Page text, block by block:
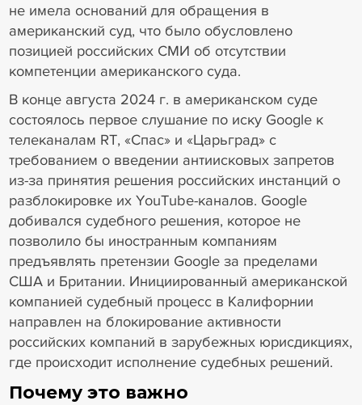
не имела оснований для обращения в
американский суд, что было обусловлено
позицией российских СМИ об отсутствии
компетенции американского суда.
В конце августа 2024 г. в американском суде
состоялось первое слушание по иску Google к
телеканалам RT, «Спас» и «Царьград» с
требованием о введении антиисковых запретов
из-за принятия решения российских инстанций о
разблокировке их YouTube-каналов. Google
добивался судебного решения, которое не
позволило бы иностранным компаниям
предъявлять претензии Google за пределами
США и Британии. Инициированный американской
компанией судебный процесс в Калифорнии
направлен на блокирование активности
российских компаний в зарубежных юрисдикциях,
где происходит исполнение судебных решений.
Почему это важно